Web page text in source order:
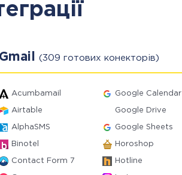
Gmail (309 готових конекторів)
Acumbamail Google Calendar
Airtable Google Drive
AlphaSMS Google Sheets
Binotel Horoshop
Contact Form 7 Hotline